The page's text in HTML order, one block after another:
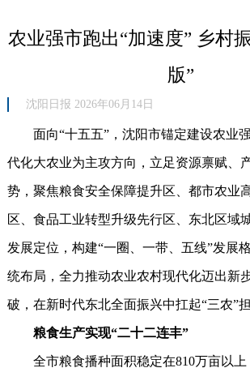
农业强市跑出“加速度” 乡村
版”
沈阳日报 2026年06月14日
面向“十五五”，沈阳市锚定建设农业
代化大农业为主攻方向，立足资源禀赋、
势，聚焦粮食安全保障提升区、都市农业
区、食品工业转型升级先行区、东北区域
发展定位，构建“一圈、一带、五线”发展
统布局，全力推动农业农村现代化迈出新
破，在新时代东北全面振兴中扛起“三农”担
粮食生产实现“二十二连丰”
全市粮食播种面积稳定在810万亩以上